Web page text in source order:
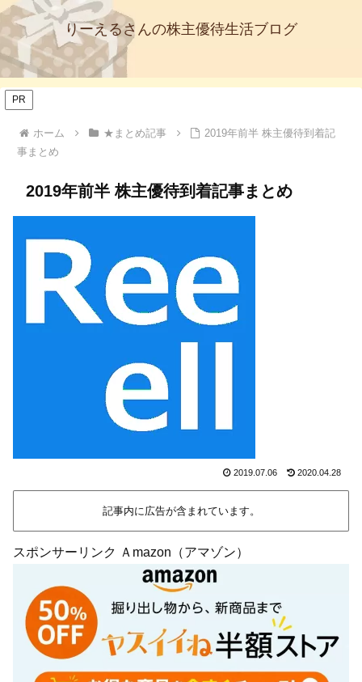
りーえるさんの株主優待生活ブログ
PR
ホーム ★まとめ記事
2019年前半 株主優待到着記
事まとめ
2019年前半 株主優待到着記事まとめ
2019.07.06 2020.04.28
記事内に広告が含まれています。
スポンサーリンク Ａmazon（アマゾン）